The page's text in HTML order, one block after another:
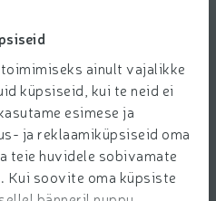
ainult vajalikke
küpsiseid, kui te neid ei
esimese ja
ja reklaamiküpsiseid oma
teie huvidele sobivamate
Kui soovite oma küpsiste